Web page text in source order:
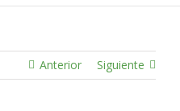
Anterior Siguiente